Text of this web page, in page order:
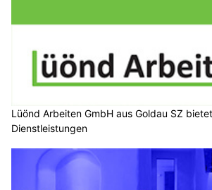
Lüönd Arbeiten GmbH aus Goldau SZ
Dienstleistungen